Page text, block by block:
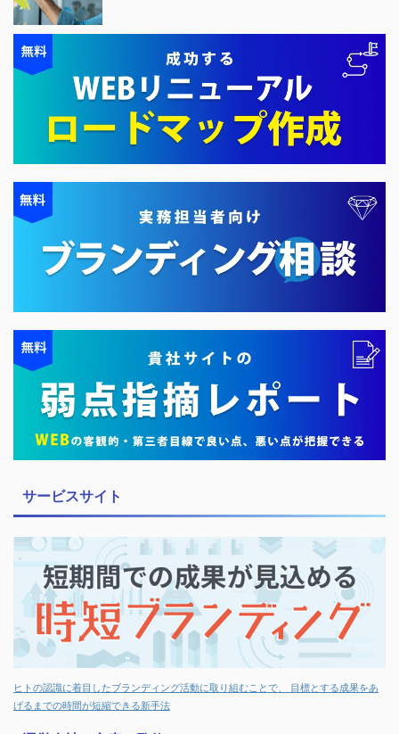
サービスサイト
ヒトの認識に着目したブランディング活動に取り組むことで、 目標とする成果をあ
げるまでの時間が短縮できる新手法